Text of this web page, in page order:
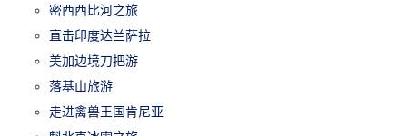
密西西比河之旅
直击印度达兰萨拉
美加边境刀把游
落基山旅游
走进禽兽王国肯尼亚